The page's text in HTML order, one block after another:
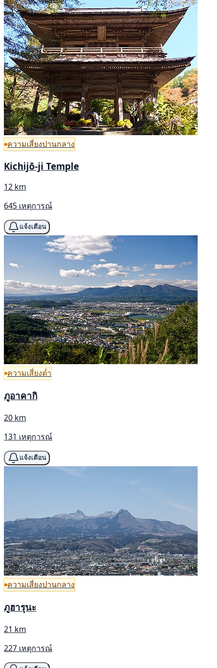
ความเสี่ยงปานกลาง
Kichijō-ji Temple
12 km
645 เหตุการณ์
แจ้งเตือน
ความเสี่ยงต่ำ
ภูอาคากิ
20 km
131 เหตุการณ์
แจ้งเตือน
ความเสี่ยงปานกลาง
ภูฮารุนะ
21 km
227 เหตุการณ์